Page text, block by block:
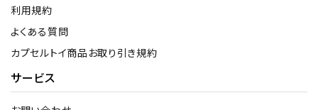
利用規約
よくある質問
カプセルトイ商品お取り引き規約
サービス